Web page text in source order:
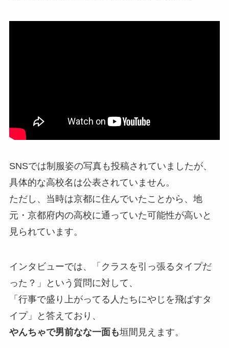
SNSでは制服姿の写真も投稿されていましたが、
具体的な高校名は公表されていません。
ただし、当時は京都に住んでいたことから、地
元・京都府内の高校に通っていた可能性が高いと
見られています。
インタビューでは、「クラスを引っ張るタイプだ
った？」という質問に対して、
「行事で盛り上がってる人たちにやじを飛ばすタ
イプ」と答えており、
やんちゃで男前なな一面も垣間見えます。